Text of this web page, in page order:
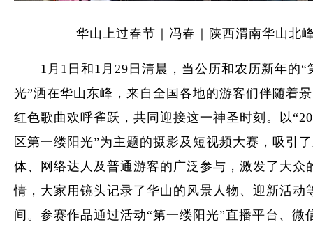
华山上过春节｜冯春｜陕西渭南华山北
1月1日和1月29日清晨，当公历和农历新年的“
光”洒在华山东峰，来自全国各地的游客们伴随着
红色歌曲欢呼雀跃，共同迎接这一神圣时刻。以
区第一缕阳光”为主题的摄影及短视频大赛，吸引
体、网络达人及普通游客的广泛参与，激发了大众
情，大家用镜头记录了华山的风景人物、迎新活动
间。参赛作品通过活动“第一缕阳光”直播平台、微